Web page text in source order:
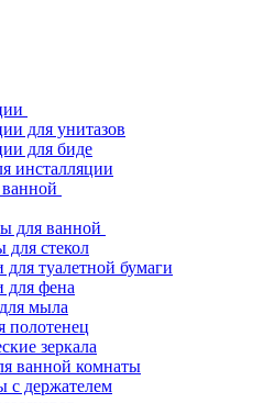
для унитазов
для биде
инсталляции
для ванной
для стекол
для туалетной бумаги
для фена
мыла
полотенец
зеркала
ванной комнаты
держателем